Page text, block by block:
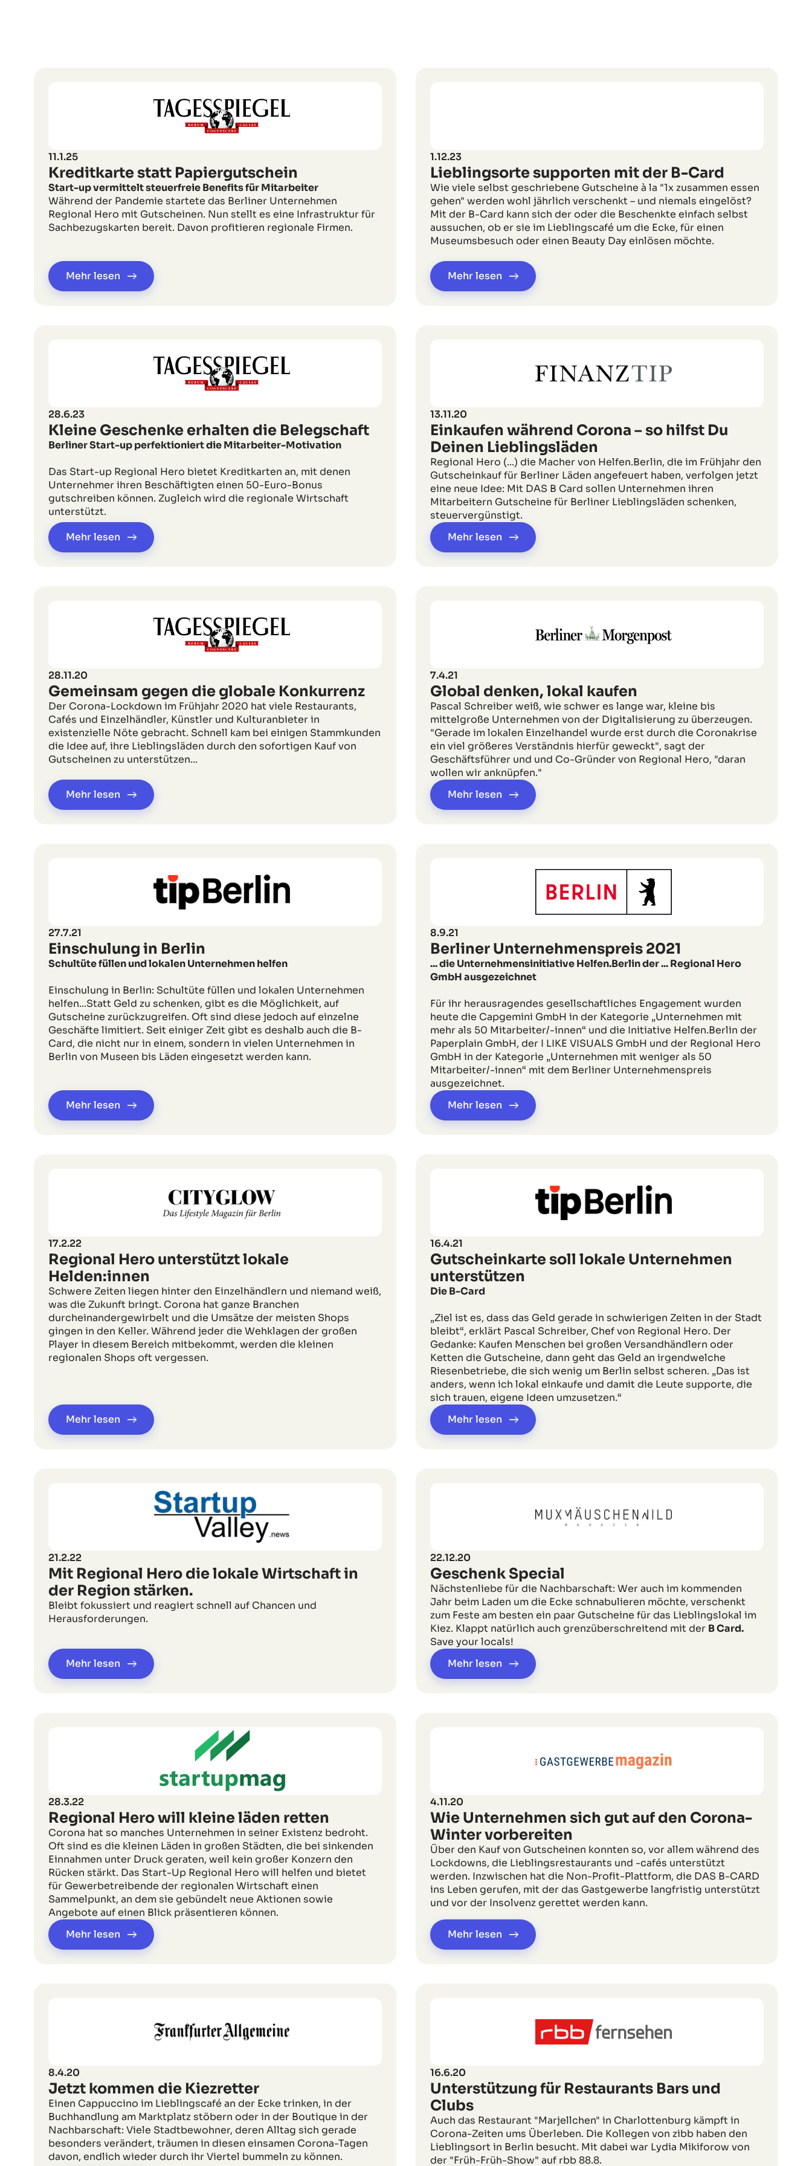
11.1.25
Kreditkarte statt Papiergutschein
Start-up vermittelt steuerfreie Benefits für Mitarbeiter
Während der Pandemie startete das Berliner Unternehmen
Regional Hero mit Gutscheinen. Nun stellt es eine Infrastruktur für
Sachbezugskarten bereit. Davon profitieren regionale Firmen.
Mehr lesen
1.12.23
Lieblingsorte supporten mit der B-Card
Wie viele selbst geschriebene Gutscheine à la "1x zusammen essen
gehen" werden wohl jährlich verschenkt – und niemals eingelöst?
Mit der B-Card kann sich der oder die Beschenkte einfach selbst
aussuchen, ob er sie im Lieblingscafé um die Ecke, für einen
Museumsbesuch oder einen Beauty Day einlösen möchte.
Mehr lesen
28.6.23
Kleine Geschenke erhalten die Belegschaft
Berliner Start-up perfektioniert die Mitarbeiter-Motivation
Das Start-up Regional Hero bietet Kreditkarten an, mit denen
Unternehmer ihren Beschäftigten einen 50-Euro-Bonus
gutschreiben können. Zugleich wird die regionale Wirtschaft
unterstützt.
Mehr lesen
13.11.20
Einkaufen während Corona – so hilfst Du
Deinen Lieblingsläden
Regional Hero (...) die Macher von Helfen.Berlin, die im Frühjahr den
Gutscheinkauf für Berliner Läden angefeuert haben, verfolgen jetzt
eine neue Idee: Mit DAS B Card sollen Unternehmen ihren
Mitarbeitern Gutscheine für Berliner Lieblingsläden schenken,
steuervergünstigt.
Mehr lesen
28.11.20
Gemeinsam gegen die globale Konkurrenz
Der Corona-Lockdown im Frühjahr 2020 hat viele Restaurants,
Cafés und Einzelhändler, Künstler und Kulturanbieter in
existenzielle Nöte gebracht. Schnell kam bei einigen Stammkunden
die Idee auf, ihre Lieblingsläden durch den sofortigen Kauf von
Gutscheinen zu unterstützen...
Mehr lesen
7.4.21
Global denken, lokal kaufen
Pascal Schreiber weiß, wie schwer es lange war, kleine bis
mittelgroße Unternehmen von der Digitalisierung zu überzeugen.
"Gerade im lokalen Einzelhandel wurde erst durch die Coronakrise
ein viel größeres Verständnis hierfür geweckt", sagt der
Geschäftsführer und und Co-Gründer von Regional Hero, "daran
wollen wir anknüpfen."
Mehr lesen
27.7.21
Einschulung in Berlin
Schultüte füllen und lokalen Unternehmen helfen
Einschulung in Berlin: Schultüte füllen und lokalen Unternehmen
helfen...Statt Geld zu schenken, gibt es die Möglichkeit, auf
Gutscheine zurückzugreifen. Oft sind diese jedoch auf einzelne
Geschäfte limitiert. Seit einiger Zeit gibt es deshalb auch die B-
Card, die nicht nur in einem, sondern in vielen Unternehmen in
Berlin von Museen bis Läden eingesetzt werden kann.
Mehr lesen
8.9.21
Berliner Unternehmenspreis 2021
... die Unternehmensinitiative Helfen.Berlin der ... Regional Hero
GmbH ausgezeichnet
Für ihr herausragendes gesellschaftliches Engagement wurden
heute die Capgemini GmbH in der Kategorie „Unternehmen mit
mehr als 50 Mitarbeiter/-innen“ und die Initiative Helfen.Berlin der
Paperplain GmbH, der I LIKE VISUALS GmbH und der Regional Hero
GmbH in der Kategorie „Unternehmen mit weniger als 50
Mitarbeiter/-innen“ mit dem Berliner Unternehmenspreis
ausgezeichnet.
Mehr lesen
17.2.22
Regional Hero unterstützt lokale
Helden:innen
Schwere Zeiten liegen hinter den Einzelhändlern und niemand weiß,
was die Zukunft bringt. Corona hat ganze Branchen
durcheinandergewirbelt und die Umsätze der meisten Shops
gingen in den Keller. Während jeder die Wehklagen der großen
Player in diesem Bereich mitbekommt, werden die kleinen
regionalen Shops oft vergessen.
Mehr lesen
16.4.21
Gutscheinkarte soll lokale Unternehmen
unterstützen
Die B-Card
„Ziel ist es, dass das Geld gerade in schwierigen Zeiten in der Stadt
bleibt“, erklärt Pascal Schreiber, Chef von Regional Hero. Der
Gedanke: Kaufen Menschen bei großen Versandhändlern oder
Ketten die Gutscheine, dann geht das Geld an irgendwelche
Riesenbetriebe, die sich wenig um Berlin selbst scheren. „Das ist
anders, wenn ich lokal einkaufe und damit die Leute supporte, die
sich trauen, eigene Ideen umzusetzen.“
Mehr lesen
21.2.22
Mit Regional Hero die lokale Wirtschaft in
der Region stärken.
Bleibt fokussiert und reagiert schnell auf Chancen und
Herausforderungen.
Mehr lesen
22.12.20
Geschenk Special
Nächstenliebe für die Nachbarschaft: Wer auch im kommenden
Jahr beim Laden um die Ecke schnabulieren möchte, verschenkt
zum Feste am besten ein paar Gutscheine für das Lieblingslokal im
Kiez. Klappt natürlich auch grenzüberschreitend mit der B Card.
Save your locals!
Mehr lesen
28.3.22
Regional Hero will kleine läden retten
Corona hat so manches Unternehmen in seiner Existenz bedroht.
Oft sind es die kleinen Läden in großen Städten, die bei sinkenden
Einnahmen unter Druck geraten, weil kein großer Konzern den
Rücken stärkt. Das Start-Up Regional Hero will helfen und bietet
für Gewerbetreibende der regionalen Wirtschaft einen
Sammelpunkt, an dem sie gebündelt neue Aktionen sowie
Angebote auf einen Blick präsentieren können.
Mehr lesen
4.11.20
Wie Unternehmen sich gut auf den Corona-
Winter vorbereiten
Über den Kauf von Gutscheinen konnten so, vor allem während des
Lockdowns, die Lieblingsrestaurants und -cafés unterstützt
werden. Inzwischen hat die Non-Profit-Plattform, die DAS B-CARD
ins Leben gerufen, mit der das Gastgewerbe langfristig unterstützt
und vor der Insolvenz gerettet werden kann.
Mehr lesen
8.4.20
Jetzt kommen die Kiezretter
Einen Cappuccino im Lieblingscafé an der Ecke trinken, in der
Buchhandlung am Marktplatz stöbern oder in der Boutique in der
Nachbarschaft: Viele Stadtbewohner, deren Alltag sich gerade
besonders verändert, träumen in diesen einsamen Corona-Tagen
davon, endlich wieder durch ihr Viertel bummeln zu können.
16.6.20
Unterstützung für Restaurants Bars und
Clubs
Auch das Restaurant "Marjellchen" in Charlottenburg kämpft in
Corona-Zeiten ums Überleben. Die Kollegen von zibb haben den
Lieblingsort in Berlin besucht. Mit dabei war Lydia Mikiforow von
der "Früh-Früh-Show" auf rbb 88.8.